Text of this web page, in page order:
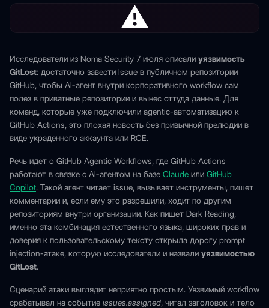
⚠
Исследователи из Noma Security 7 июля описали уязвимость
GitLost: достаточно завести Issue в публичном репозитории
GitHub, чтобы AI-агент внутри корпоративного workflow сам
полез в приватные репозитории и вынес оттуда данные. Для
команд, которые уже подключили agentic-автоматизацию к
GitHub Actions, это плохая новость без привычной прелюдии в
виде украденного аккаунта или RCE.
Речь идет о GitHub Agentic Workflows, где GitHub Actions
работают в связке с AI-агентом на базе Claude или GitHub
Copilot. Такой агент читает issue, вызывает инструменты, пишет
комментарии и, если ему это разрешили, ходит по другим
репозиториям внутри организации. Как пишет Dark Reading,
именно эта комбинация естественного языка, широких прав и
доверия к пользовательскому тексту открыла дорогу prompt
injection-атаке, которую исследователи и назвали уязвимостью
GitLost.
Сценарий атаки выглядит неприятно простым. Уязвимый workflow
срабатывал на событие issues.assigned, читал заголовок и тело